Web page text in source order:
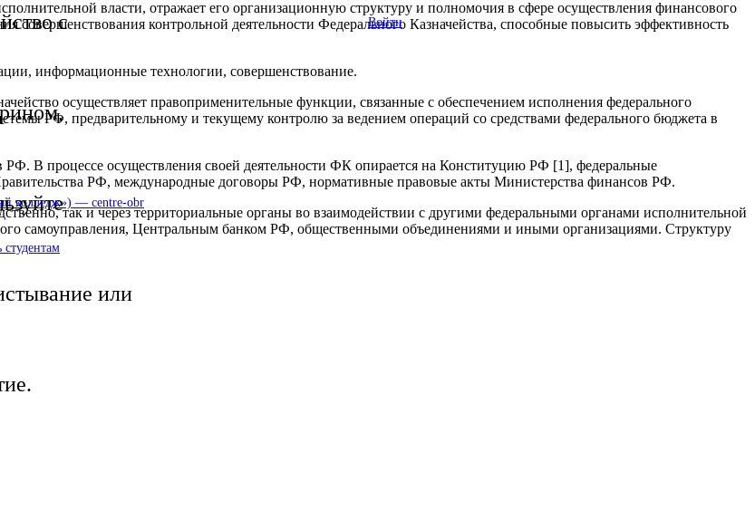
с
или
Войти
колледж») — centre-obr
власти, отражает его организационную структуру и полномочия в сфере осуществления финансового
совершенствования контрольной деятельности Федерального Казначейства, способные повысить эффективность
информационные технологии, совершенствование.
осуществляет правоприменительные функции, связанные с обеспечением исполнения федерального
РФ, предварительному и текущему контролю за ведением операций со средствами федерального бюджета в
В процессе осуществления своей деятельности ФК опирается на Конституцию РФ [1], федеральные
РФ, международные договоры РФ, нормативные правовые акты Министерства финансов РФ.
так и через территориальные органы во взаимодействии с другими федеральными органами исполнительной
самоуправления, Центральным банком РФ, общественными объединениями и иными организациями. Структуру